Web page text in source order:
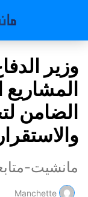
وزير
المشاريع
الضامن
والاستقرار
مانشيت-
Manchette